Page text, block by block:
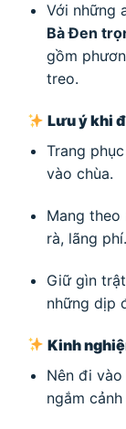
Với những
Bà Đen
gồm
treo.
Lưu ý khi
Trang
vào chùa.
Mang theo
rà, lãng phí.
Giữ gìn
những dịp
Kinh
Nên đi
ngắm